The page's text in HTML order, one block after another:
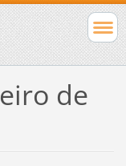
de